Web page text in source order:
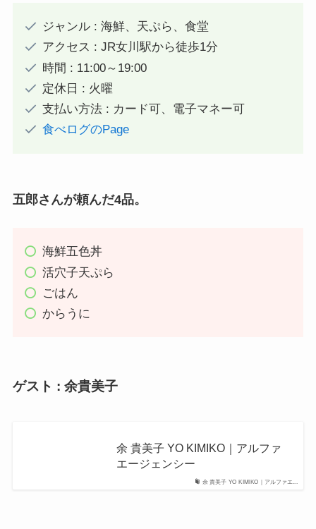
ジャンル : 海鮮、天ぷら、食堂
アクセス : JR女川駅から徒歩1分
時間 : 11:00～19:00
定休日 : 火曜
支払い方法 : カード可、電子マネー可
食べログのPage
五郎さんが頼んだ4品。
海鮮五色丼
活穴子天ぷら
ごはん
からうに
ゲスト : 余貴美子
余 貴美子 YO KIMIKO｜アルファエ...
余 貴美子 YO KIMIKO｜アルファ
エージェンシー